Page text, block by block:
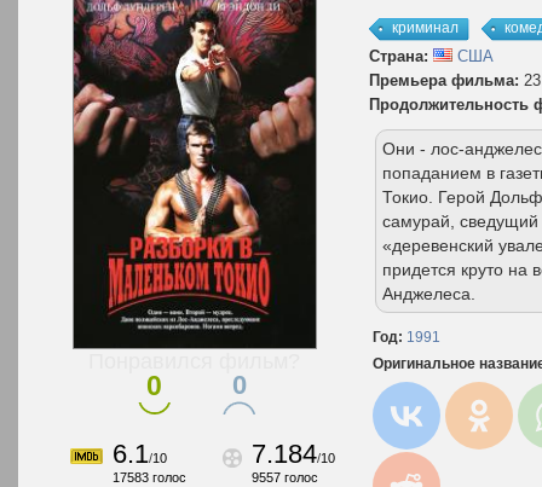
0 0
6.1/10
17583 голос
7.184/10
9557 голос
криминал
Страна:
США
Премьера фильма:
Продолжительность
Они - лос-
попаданием в
Токио. Герой
самурай, сведущий
«деревенский
придется круто на
Анджелеса.
Год: 1991
Оригинальное